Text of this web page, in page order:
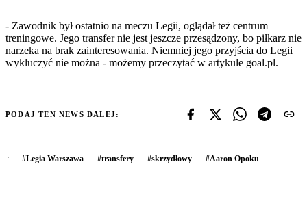
- Zawodnik był ostatnio na meczu Legii, oglądał też centrum
treningowe. Jego transfer nie jest jeszcze przesądzony, bo piłkarz nie
narzeka na brak zainteresowania. Niemniej jego przyjścia do Legii
wykluczyć nie można - możemy przeczytać w artykule goal.pl.
PODAJ TEN NEWS DALEJ:
#Legia Warszawa #transfery #skrzydłowy #Aaron Opoku